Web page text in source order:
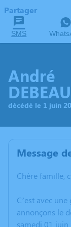
Partager
SMS
André
décédé le 1 juin
Message
Chère famille,
C’est avec
annonçons le
samedi 01 juin